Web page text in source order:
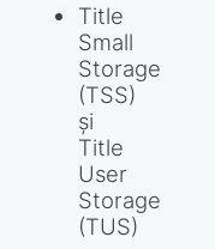
Title
Small
Storage
(TSS)
și
Title
User
Storage
(TUS)